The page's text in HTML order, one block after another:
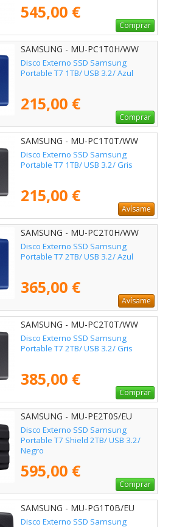
545,00 €
Comprar
SAMSUNG - MU-PC1T0H/WW
Disco Externo SSD Samsung
Portable T7 1TB/ USB 3.2/ Azul
215,00 €
Comprar
SAMSUNG - MU-PC1T0T/WW
Disco Externo SSD Samsung
Portable T7 1TB/ USB 3.2/ Gris
215,00 €
Avísame
SAMSUNG - MU-PC2T0H/WW
Disco Externo SSD Samsung
Portable T7 2TB/ USB 3.2/ Azul
365,00 €
Avísame
SAMSUNG - MU-PC2T0T/WW
Disco Externo SSD Samsung
Portable T7 2TB/ USB 3.2/ Gris
385,00 €
Comprar
SAMSUNG - MU-PE2T0S/EU
Disco Externo SSD Samsung
Portable T7 Shield 2TB/ USB 3.2/
Negro
595,00 €
Comprar
SAMSUNG - MU-PG1T0B/EU
Disco Externo SSD Samsung